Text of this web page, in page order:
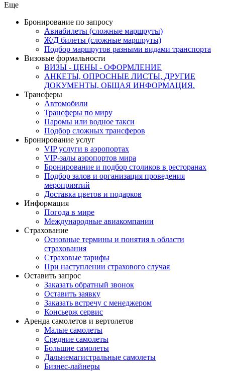
Еще
Бронирование по запросу
Авиабилеты (сложные маршруты)
Ж/Д билеты (сложные маршруты)
Подбор маршрутов разными видами транспорта
Визовые формальности
ВИЗЫ - ЦЕНЫ - ОФОРМЛЕНИЕ
АНКЕТЫ, ОПРОСНЫЕ ЛИСТЫ, ДРУГИЕ
ДОКУМЕНТЫ, ОБЩАЯ ИНФОРМАЦИЯ.
Трансферы
Автомобили
Трансферы по миру
Паромы или водное такси
Подбор сложных трансферов
Бронирование услуг
VIP услуги в аэропортах
VIP-залы аэропортов мира
Бронирование и подбор столиков в ресторанах
Подбор залов и организация проведения
мероприятий
Доставка цветов и подарков
Информация
Погода в мире
Международные авиакомпании
Страхование
Основные термины и понятия в области
страхования
Страховые тарифы
При наступлении страхового случая
Оставить запрос
Заказать обратный звонок
Оставить заявку
Заказать встречу с менеджером
Консьерж сервис
Аренда самолетов и вертолетов
Малые самолеты
Средние самолеты
Большие самолеты
Дальнемагистральные самолеты
Бизнес-лайнеры